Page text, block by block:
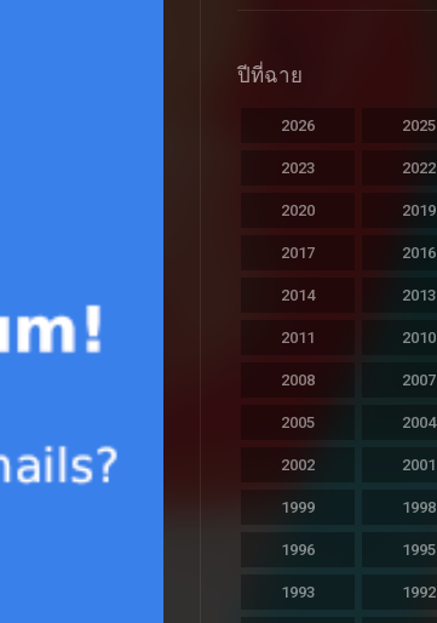
ปีที่ฉาย
2026 2025
2023 2022
2020 2019
2017 2016
2014 2013
2011 2010
2008 2007
2005 2004
2002 2001
1999 1998
1996 1995
1993 1992